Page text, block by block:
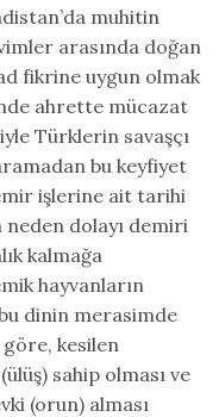
muhitin
arasında doğan
fikrine uygun olmak
ahrette mücazat
Türklerin savaşçı
bu keyfiyet
işlerine ait tarihi
dolayı demiri
kalmağa
hayvanların
dinin merasimde
kesilen
sahip olması ve
(orun) alması